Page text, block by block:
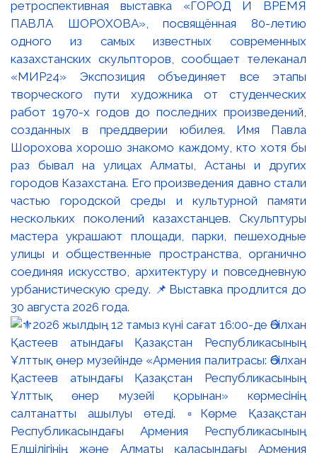
ретроспективная выставка «ГОРОД И ВРЕМЯ
ПАВЛА ШОРОХОВА», посвящённая 80-летию
одного из самых известных современных
казахстанских скульпторов, сообщает телеканал
«МИР24» Экспозиция объединяет все этапы
творческого пути художника от студенческих
работ 1970-х годов до последних произведений,
созданных в преддверии юбилея. Имя Павла
Шорохова хорошо знакомо каждому, кто хотя бы
раз бывал на улицах Алматы, Астаны и других
городов Казахстана. Его произведения давно стали
частью городской среды и культурной памяти
нескольких поколений казахстанцев. Скульптуры
мастера украшают площади, парки, пешеходные
улицы и общественные пространства, органично
соединяя искусство, архитектуру и повседневную
урбанистическую среду. 📌Выставка продлится до
30 августа 2026 года.